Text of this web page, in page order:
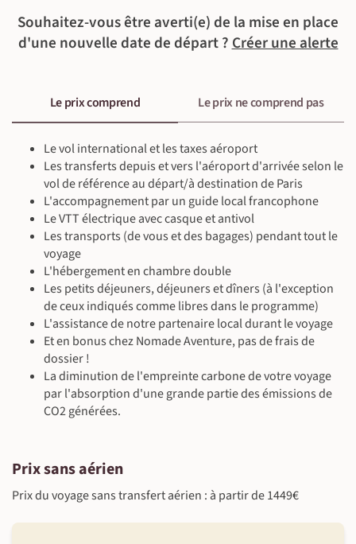
Souhaitez-vous être averti(e) de la mise en place
d'une nouvelle date de départ ?Créer une alerte
Le prix comprend Le prix ne comprend pas
Le vol international et les taxes aéroport
Les transferts depuis et vers l'aéroport d'arrivée selon le
vol de référence au départ/à destination de Paris
L'accompagnement par un guide local francophone
Le VTT électrique avec casque et antivol
Les transports (de vous et des bagages) pendant tout le
voyage
L'hébergement en chambre double
Les petits déjeuners, déjeuners et dîners (à l'exception
de ceux indiqués comme libres dans le programme)
L'assistance de notre partenaire local durant le voyage
Et en bonus chez Nomade Aventure, pas de frais de
dossier !
La diminution de l'empreinte carbone de votre voyage
par l'absorption d'une grande partie des émissions de
CO2 générées.
Prix sans aérien
Prix du voyage sans transfert aérien : à partir de 1449€